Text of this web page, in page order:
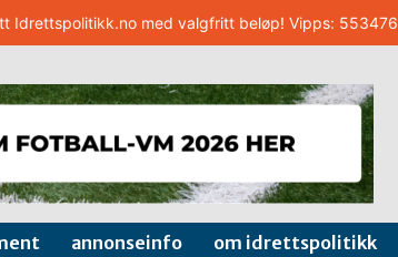
Idrettspolitikk.no med valgfritt beløp! Vipps: 553476
annonseinfo om idrettspolitikk